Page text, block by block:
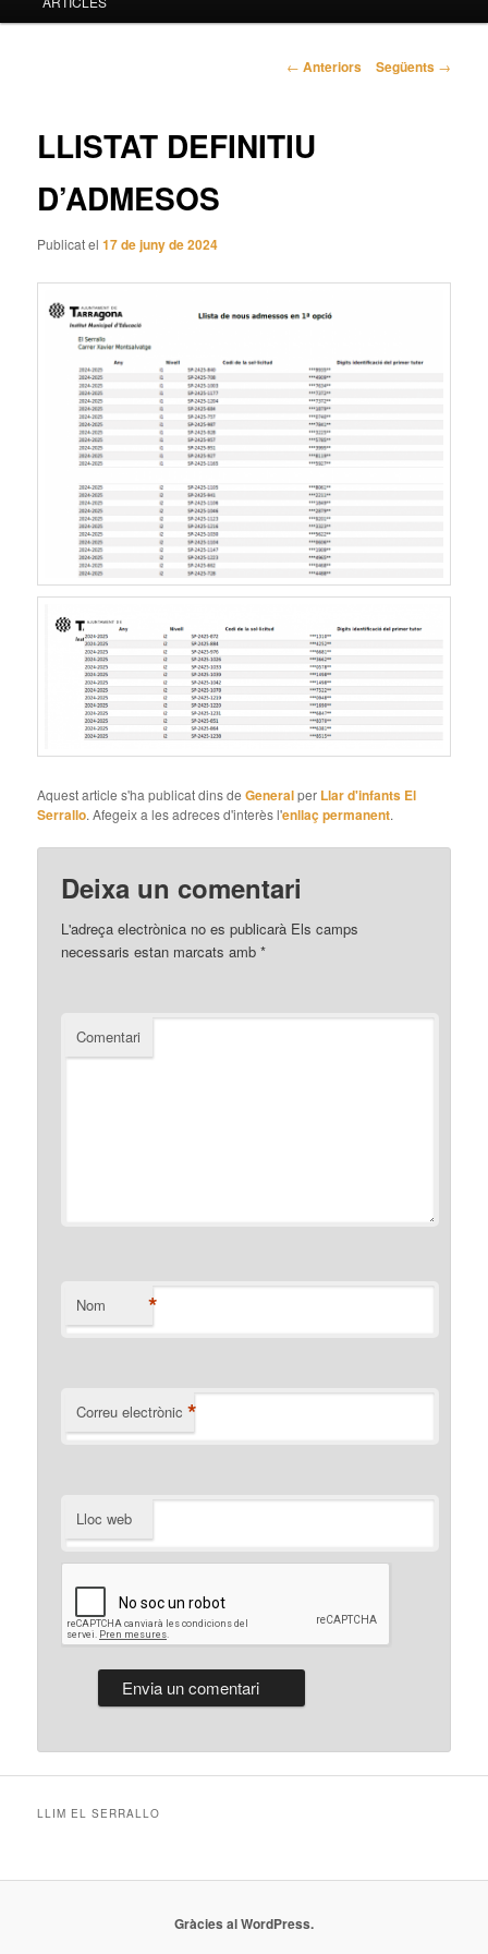
Navegació
← Anteriors Següents →
LLISTAT DEFINITIU
D’ADMESOS
Publicat el17 de juny de 2024
Aquest article s'ha publicat dins deGeneralper Llar d'infants El
Serrallo. Afegeix a les adreces d'interès l'enllaç permanent.
Deixa un comentari
L'adreça electrònica no es publicarà Els camps
necessaris estan marcats amb*
Comentari
Nom *
Correu electrònic *
Lloc web
LLIM EL SERRALLO
Gràcies al WordPress.